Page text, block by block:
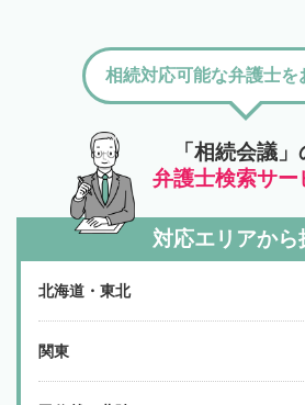
「相続会議」
弁護士検索サー
相続対応可能な弁護士を
対応エリアから
北海道・東北
関東